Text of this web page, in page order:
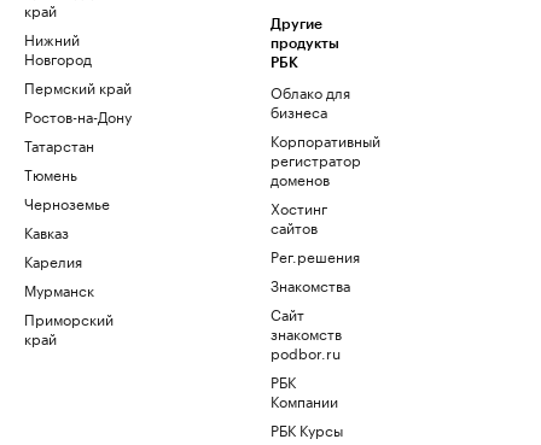
край
Нижний
Новгород
Пермский край
Ростов-на-Дону
Татарстан
Тюмень
Черноземье
Кавказ
Карелия
Мурманск
Приморский
край
Другие
продукты
РБК
Облако для
бизнеса
Корпоративный
регистратор
доменов
Хостинг
сайтов
Рег.решения
Знакомства
Сайт
знакомств
podbor.ru
РБК
Компании
РБК Курсы